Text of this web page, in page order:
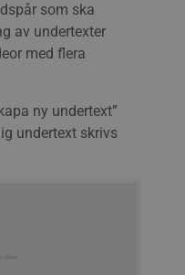
som ska
av undertexter
med flera
ny undertext”
undertext skrivs